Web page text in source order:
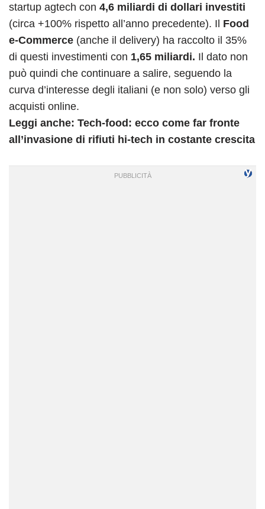
startup agtech con 4,6 miliardi di dollari investiti
(circa +100% rispetto all’anno precedente). Il Food
e-Commerce (anche il delivery) ha raccolto il 35%
di questi investimenti con 1,65 miliardi. Il dato non
può quindi che continuare a salire, seguendo la
curva d’interesse degli italiani (e non solo) verso gli
acquisti online.
Leggi anche: Tech-food: ecco come far fronte
all’invasione di rifiuti hi-tech in costante crescita